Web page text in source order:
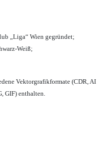
„Liga“ Wien gegründet;
Weiß;
Vektorgrafikformate (CDR, AI
GIF) enthalten.